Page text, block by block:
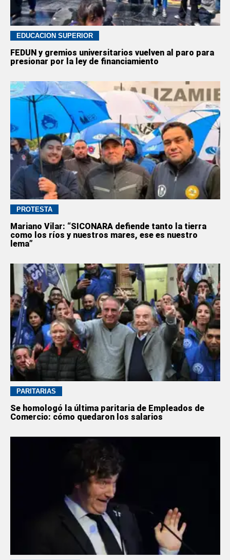
EDUCACION SUPERIOR
FEDUN y gremios universitarios vuelven al paro para
presionar por la ley de financiamiento
PROTESTA
Mariano Vilar: “SICONARA defiende tanto la tierra
como los ríos y nuestros mares, ese es nuestro
lema”
PARITARIAS
Se homologó la última paritaria de Empleados de
Comercio: cómo quedaron los salarios